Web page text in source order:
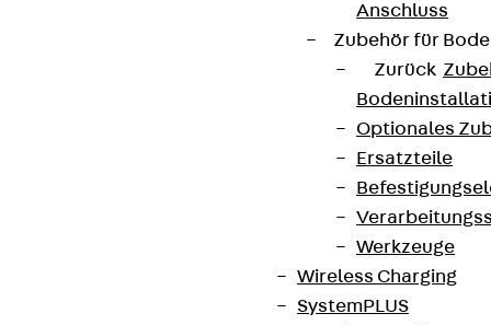
Anschluss
Zubehör für
Zurück
Optionales
Ersatzteile
Werkzeuge
Wireless Charging
SystemPLUS